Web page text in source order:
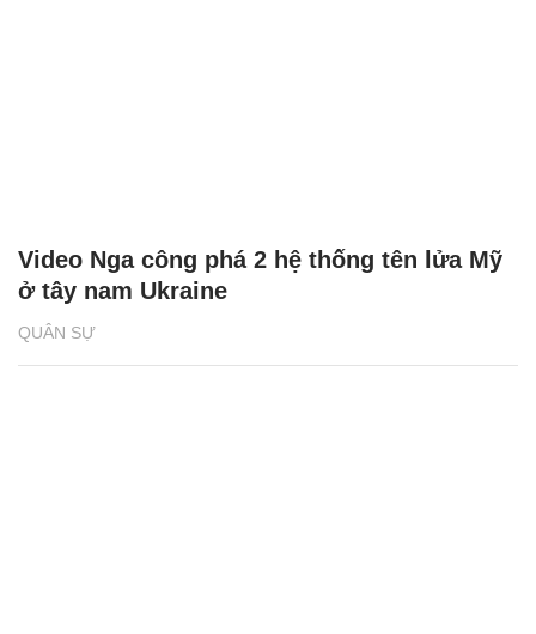
QUÂN SỰ
Video Nga công phá 2 hệ thống tên lửa Mỹ
ở tây nam Ukraine